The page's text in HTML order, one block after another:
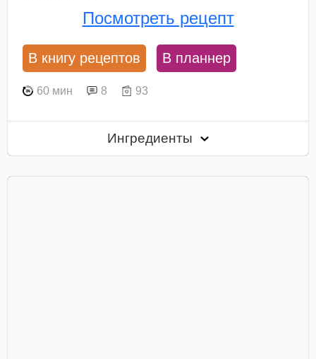
Посмотреть рецепт
В книгу рецептов В планнер
60 мин 8 93
Ингредиенты